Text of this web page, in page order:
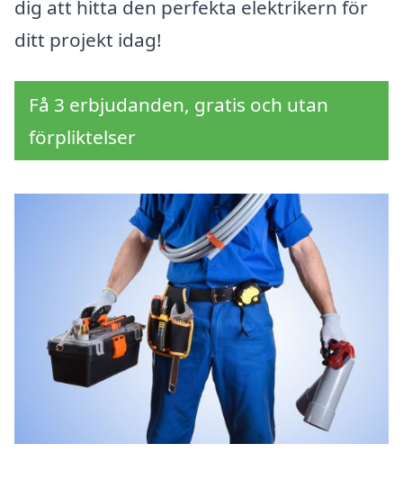
dig att hitta den perfekta elektrikern för
ditt projekt idag!
Få 3 erbjudanden, gratis och utan
förpliktelser